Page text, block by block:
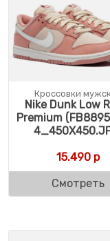
Кроссовки
Nike Dunk Low
Premium
15.490 р
Смотреть